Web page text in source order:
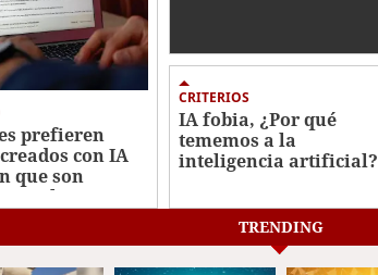
prefieren
con IA
que son
por humanos
CRITERIOS
IA fobia, ¿Por qué
tememos a la
inteligencia artificial?
TRENDING